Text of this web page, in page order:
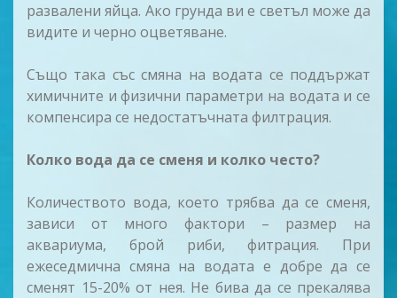
развалени яйца. Ако грунда ви е светъл може да
видите и черно оцветяване.
Също така със смяна на водата се поддържат
химичните и физични параметри на водата и се
компенсира се недостатъчната филтрация.
Колко вода да се сменя и колко често?
Количеството вода, което трябва да се сменя,
зависи от много фактори – размер на
аквариума, брой риби, фитрация. При
ежеседмична смяна на водата е добре да се
сменят 15-20% от нея. Не бива да се прекалява